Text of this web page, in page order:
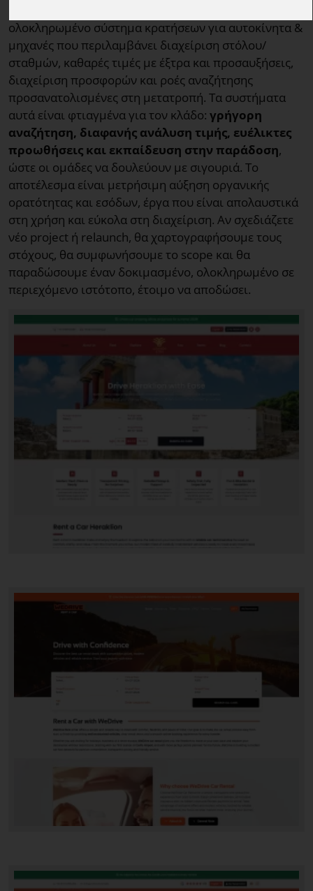
ολοκληρωμένο σύστημα κρατήσεων για αυτοκίνητα &
μηχανές που περιλαμβάνει διαχείριση στόλου/
σταθμών, καθαρές τιμές με έξτρα και προσαυξήσεις,
διαχείριση προσφορών και ροές αναζήτησης
προσανατολισμένες στη μετατροπή. Τα συστήματα
αυτά είναι φτιαγμένα για τον κλάδο: γρήγορη
αναζήτηση, διαφανής ανάλυση τιμής, ευέλικτες
προωθήσεις και εκπαίδευση στην παράδοση,
ώστε οι ομάδες να δουλεύουν με σιγουριά. Το
αποτέλεσμα είναι μετρήσιμη αύξηση οργανικής
ορατότητας και εσόδων, έργα που είναι απολαυστικά
στη χρήση και εύκολα στη διαχείριση. Αν σχεδιάζετε
νέο project ή relaunch, θα χαρτογραφήσουμε τους
στόχους, θα συμφωνήσουμε το scope και θα
παραδώσουμε έναν δοκιμασμένο, ολοκληρωμένο σε
περιεχόμενο ιστότοπο, έτοιμο να αποδώσει.